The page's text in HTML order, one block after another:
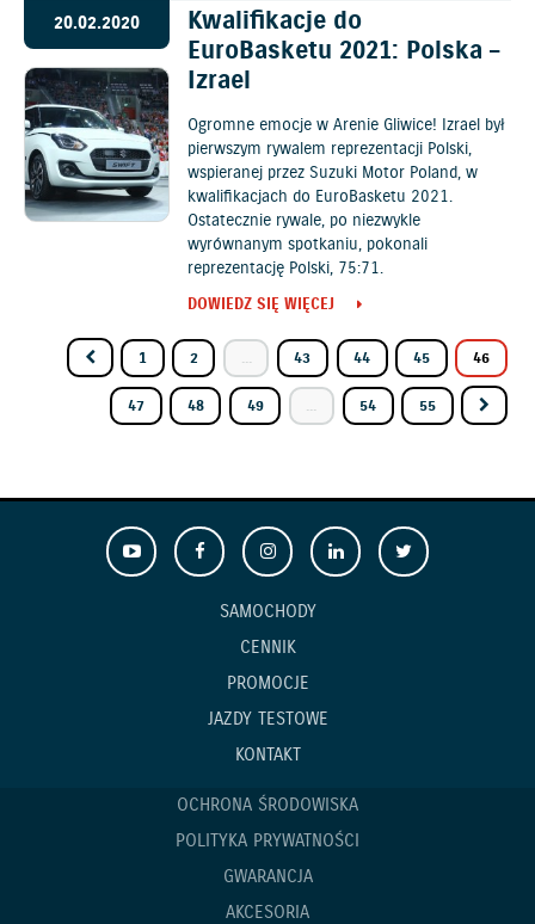
20.02.2020
Kwalifikacje do
EuroBasketu 2021: Polska –
Izrael
Ogromne emocje w Arenie Gliwice! Izrael był
pierwszym rywalem reprezentacji Polski,
wspieranej przez Suzuki Motor Poland, w
kwalifikacjach do EuroBasketu 2021.
Ostatecznie rywale, po niezwykle
wyrównanym spotkaniu, pokonali
reprezentację Polski, 75:71.
DOWIEDZ SIĘ WIĘCEJ
1 2 ... 43 44 45 46
47 48 49 ... 54 55
SAMOCHODY
CENNIK
PROMOCJE
JAZDY TESTOWE
KONTAKT
OCHRONA ŚRODOWISKA
POLITYKA PRYWATNOŚCI
GWARANCJA
AKCESORIA